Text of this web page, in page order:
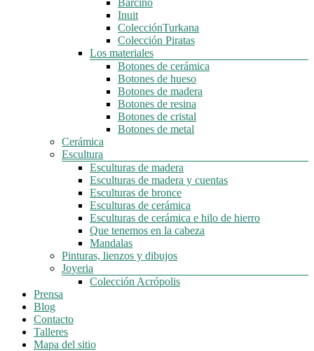
Inuit
ColecciónTurkana
Colección Piratas
Los materiales
Botones de cerámica
Botones de hueso
Botones de madera
Botones de resina
Botones de cristal
Botones de metal
Cerámica
Escultura
Esculturas de madera
Esculturas de madera y cuentas
Esculturas de bronce
Esculturas de cerámica
Esculturas de cerámica e hilo de hierro
Que tenemos en la cabeza
Mandalas
Pinturas, lienzos y dibujos
Joyeria
Colección Acrópolis
Prensa
Blog
Contacto
Talleres
Mapa del sitio